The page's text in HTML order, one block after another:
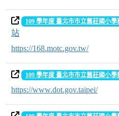
109 學年度 臺北市市立舊莊國小學
站
https://168.motc.gov.tw/
109 學年度 臺北市市立舊莊國小學
https://www.dot.gov.taipei/